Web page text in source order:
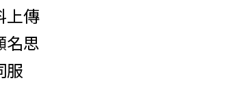
上傳
名思
服